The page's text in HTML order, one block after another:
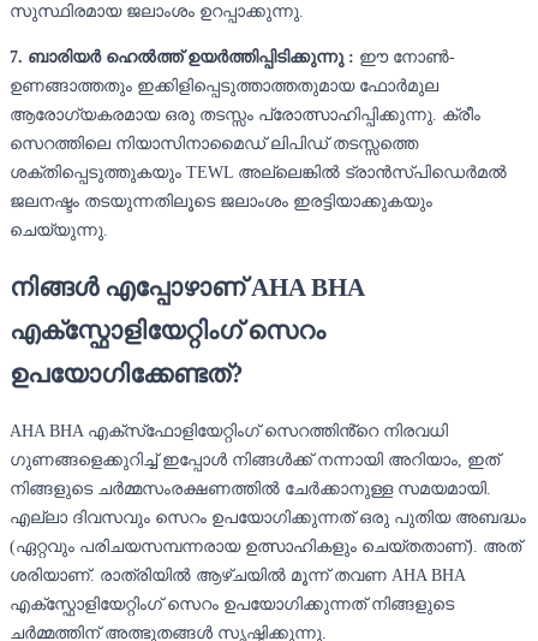
സുസ്ഥിരമായ ജലാംശം ഉറപ്പാക്കുന്നു.
7. ബാരിയർ ഹെൽത്ത് ഉയർത്തിപ്പിടിക്കുന്നു : ഈ നോൺ-
ഉണങ്ങാത്തതും ഇക്കിളിപ്പെടുത്താത്തതുമായ ഫോർമുല
ആരോഗ്യകരമായ ഒരു തടസ്സം പ്രോത്സാഹിപ്പിക്കുന്നു. ക്രീം
സെറത്തിലെ നിയാസിനാമൈഡ് ലിപിഡ് തടസ്സത്തെ
ശക്തിപ്പെടുത്തുകയും TEWL അല്ലെങ്കിൽ ട്രാൻസ്‌പിഡെർമൽ
ജലനഷ്ടം തടയുന്നതിലൂടെ ജലാംശം ഇരട്ടിയാക്കുകയും
ചെയ്യുന്നു.
നിങ്ങൾ എപ്പോഴാണ് AHA BHA
എക്സ്ഫോളിയേറ്റിംഗ് സെറം
ഉപയോഗിക്കേണ്ടത്?
AHA BHA എക്‌സ്‌ഫോളിയേറ്റിംഗ് സെറത്തിൻ്റെ നിരവധി
ഗുണങ്ങളെക്കുറിച്ച് ഇപ്പോൾ നിങ്ങൾക്ക് നന്നായി അറിയാം, ഇത്
നിങ്ങളുടെ ചർമ്മസംരക്ഷണത്തിൽ ചേർക്കാനുള്ള സമയമായി.
എല്ലാ ദിവസവും സെറം ഉപയോഗിക്കുന്നത് ഒരു പുതിയ അബദ്ധം
(ഏറ്റവും പരിചയസമ്പന്നരായ ഉത്സാഹികളും ചെയ്തതാണ്). അത്
ശരിയാണ്. രാത്രിയിൽ ആഴ്ചയിൽ മൂന്ന് തവണ AHA BHA
എക്സ്ഫോളിയേറ്റിംഗ് സെറം ഉപയോഗിക്കുന്നത് നിങ്ങളുടെ
ചർമ്മത്തിന് അത്ഭുതങ്ങൾ സൃഷ്ടിക്കുന്നു.